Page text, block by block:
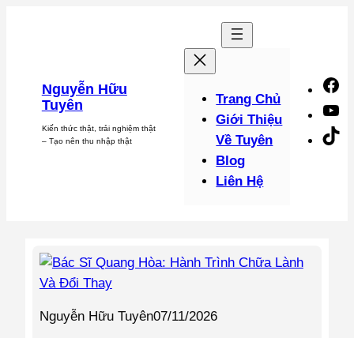
Nguyễn Hữu
Tuyên
Kiến thức thật, trải nghiệm thật
– Tạo nên thu nhập thật
Trang Chủ
Giới Thiệu
Về Tuyên
Blog
Liên Hệ
Nguyễn Hữu Tuyên07/11/2026